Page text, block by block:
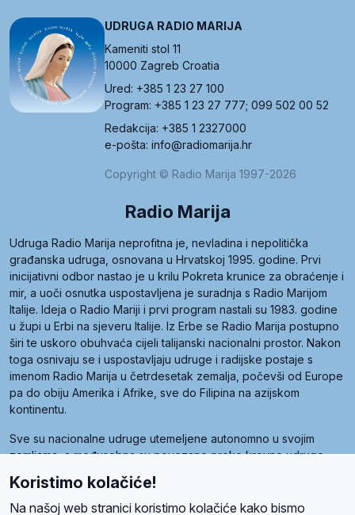
UDRUGA RADIO MARIJA
Kameniti stol 11
10000 Zagreb Croatia
Ured: +385 1 23 27 100
Program: +385 1 23 27 777; 099 502 00 52
Redakcija: +385 1 2327000
e-pošta: info@radiomarija.hr
Copyright © Radio Marija 1997-2026
Radio Marija
Udruga Radio Marija neprofitna je, nevladina i nepolitička
građanska udruga, osnovana u Hrvatskoj 1995. godine. Prvi
inicijativni odbor nastao je u krilu Pokreta krunice za obraćenje i
mir, a uoči osnutka uspostavljena je suradnja s Radio Marijom
Italije. Ideja o Radio Mariji i prvi program nastali su 1983. godine
u župi u Erbi na sjeveru Italije. Iz Erbe se Radio Marija postupno
širi te uskoro obuhvaća cijeli talijanski nacionalni prostor. Nakon
toga osnivaju se i uspostavljaju udruge i radijske postaje s
imenom Radio Marija u četrdesetak zemalja, počevši od Europe
pa do obiju Amerika i Afrike, sve do Filipina na azijskom
kontinentu.
Sve su nacionalne udruge utemeljene autonomno u svojim
zemljama, a međusobna su povezane preko krovne udruge
Radio Maria). Svjetsku obitelj utemeljilo je sedam članica, među
kojima je i hrvatska Udruga Radio Marija.
Koristimo kolačiće!
Na našoj web stranici koristimo kolačiće kako bismo